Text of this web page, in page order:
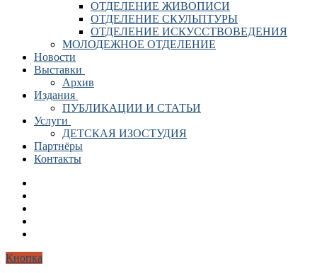
ОТДЕЛЕНИЕ ЖИВОПИСИ
ОТДЕЛЕНИЕ СКУЛЬПТУРЫ
ОТДЕЛЕНИЕ ИСКУССТВОВЕДЕНИЯ
МОЛОДЕЖНОЕ ОТДЕЛЕНИЕ
Новости
Выставки
Архив
Издания
ПУБЛИКАЦИИ И СТАТЬИ
Услуги
ДЕТСКАЯ ИЗОСТУДИЯ
Партнёры
Контакты
Кнопка